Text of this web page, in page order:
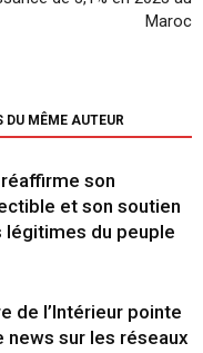
Maroc
DU MÊME AUTEUR
son
et son soutien
légitimes du peuple
de l’Intérieur pointe
sur les réseaux